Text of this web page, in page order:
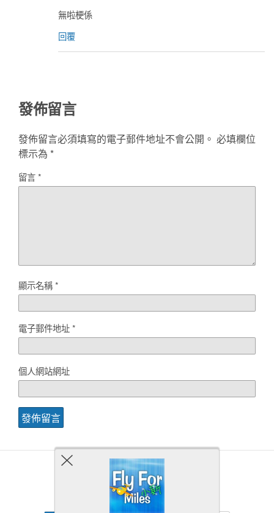
無啦梗係
回覆
發佈留言
發佈留言必須填寫的電子郵件地址不會公開。 必填欄位
標示為 *
留言*
顯示名稱*
電子郵件地址*
個人網站網址
Back to top